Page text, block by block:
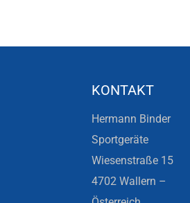
KONTAKT
Hermann Binder
Sportgeräte
Wiesenstraße 15
4702 Wallern –